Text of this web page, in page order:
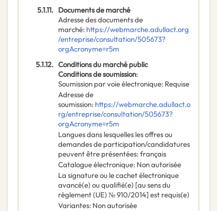
5.1.11. Documents de marché
Adresse des documents de
marché: https://webmarche.adullact.org
/entreprise/consultation/505673?
orgAcronyme=r5m
5.1.12. Conditions du marché public
Conditions de soumission:
Soumission par voie électronique: Requise
Adresse de
soumission: https://webmarche.adullact.o
rg/entreprise/consultation/505673?
orgAcronyme=r5m
Langues dans lesquelles les offres ou
demandes de participation/candidatures
peuvent être présentées: français
Catalogue électronique: Non autorisée
La signature ou le cachet électronique
avancé(e) ou qualifié(e) [au sens du
règlement (UE) № 910/2014] est requis(e)
Variantes: Non autorisée